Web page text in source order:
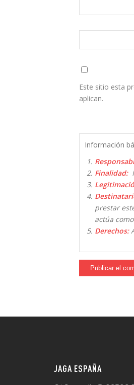
Este sitio esta
aplican.
Información
Finalidad:
prestar
actúa
Derechos:
JAGA ESPAÑA